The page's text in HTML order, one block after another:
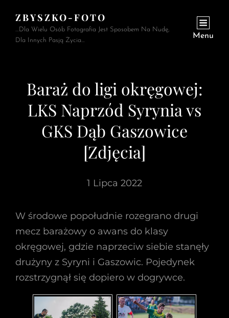
ZBYSZKO-FOTO
…Dla Wielu Osób Fotografia Jest Sposobem Na Nudę,
Dla Innych Pasją Życia…
Menu
Baraż do ligi okręgowej:
LKS Naprzód Syrynia vs
GKS Dąb Gaszowice
[Zdjęcia]
1 Lipca 2022
W środowe popołudnie rozegrano drugi
mecz barażowy o awans do klasy
okręgowej, gdzie naprzeciw siebie stanęły
drużyny z Syryni i Gaszowic. Pojedynek
rozstrzygnął się dopiero w dogrywce.